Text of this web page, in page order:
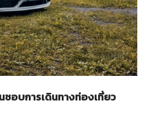
อบการเดินทางท่องเที่ยว